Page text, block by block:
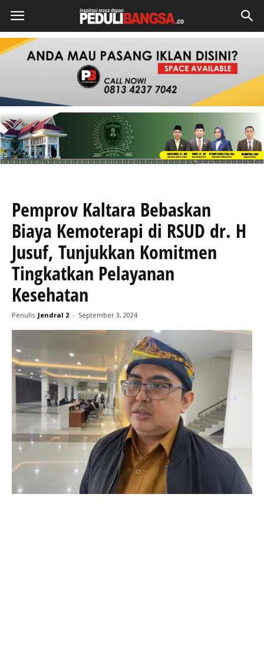
Pemprov Kaltara Bebaskan
Biaya Kemoterapi di RSUD dr. H
Jusuf, Tunjukkan Komitmen
Tingkatkan Pelayanan
Kesehatan
Penulis Jendral 2 - September 3, 2024